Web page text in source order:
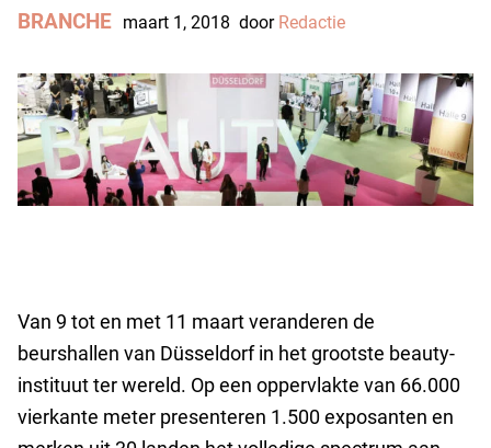
BRANCHE maart 1, 2018 door Redactie
Van 9 tot en met 11 maart veranderen de
beurshallen van Düsseldorf in het grootste beauty-
instituut ter wereld. Op een oppervlakte van 66.000
vierkante meter presenteren 1.500 exposanten en